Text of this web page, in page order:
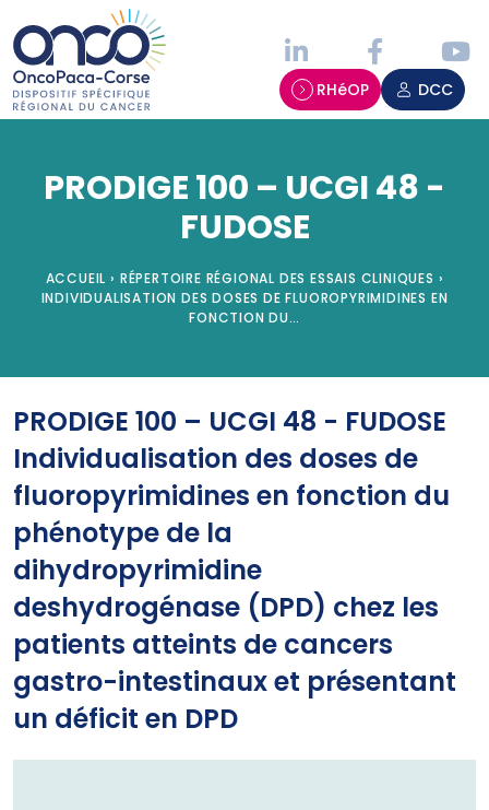
RHéOP DCC
PRODIGE 100 – UCGI 48 -
FUDOSE
ACCUEIL › RÉPERTOIRE RÉGIONAL DES ESSAIS CLINIQUES ›
INDIVIDUALISATION DES DOSES DE FLUOROPYRIMIDINES EN
FONCTION DU…
PRODIGE 100 – UCGI 48 - FUDOSE
Individualisation des doses de
fluoropyrimidines en fonction du
phénotype de la
dihydropyrimidine
deshydrogénase (DPD) chez les
patients atteints de cancers
gastro-intestinaux et présentant
un déficit en DPD
Panneau de gestion des cookies